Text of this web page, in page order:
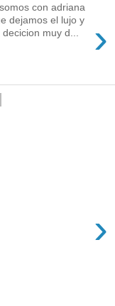
›
con adriana
dejamos el lujo y
muy d...
›